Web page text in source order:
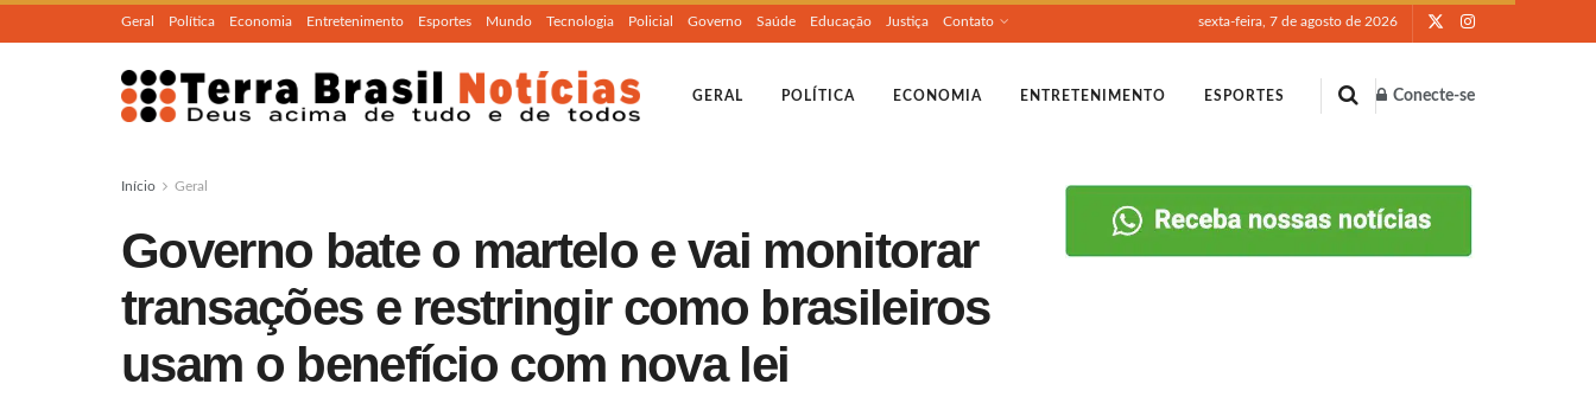
Geral Política Economia Entretenimento Esportes Mundo Tecnologia Policial Governo Saúde Educação Justiça Contato sexta-feira, 7 de agosto de 2026
GERAL POLÍTICA ECONOMIA ENTRETENIMENTO ESPORTES Conecte-se
Início Geral
Governo bate o martelo e vai monitorar
transações e restringir como brasileiros
usam o benefício com nova lei